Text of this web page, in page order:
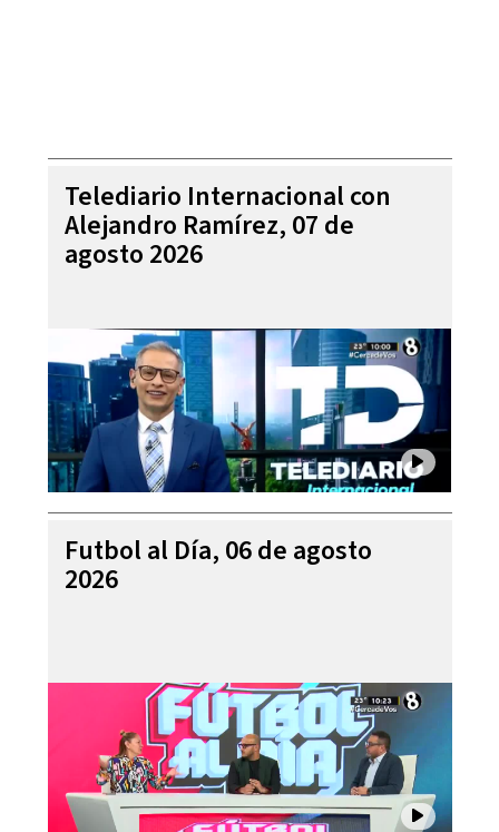
Telediario Internacional con
Alejandro Ramírez, 07 de
agosto 2026
Futbol al Día, 06 de agosto
2026